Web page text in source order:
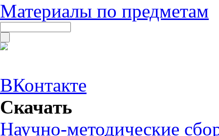
Материалы по предметам
ВКонтакте
Скачать
Научно-методические